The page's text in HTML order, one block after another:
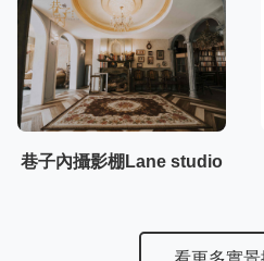
巷子內攝影棚Lane studio